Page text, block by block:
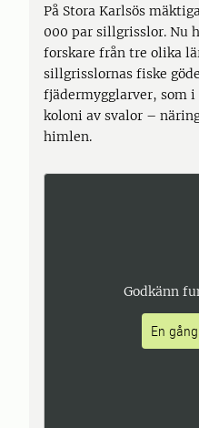
På Stora Karlsös
000 par sillgrisslor. Nu
forskare från tre olika
sillgrisslornas fiske
fjädermygglarver, som
koloni av svalor –
himlen.
Godkänn
En gång